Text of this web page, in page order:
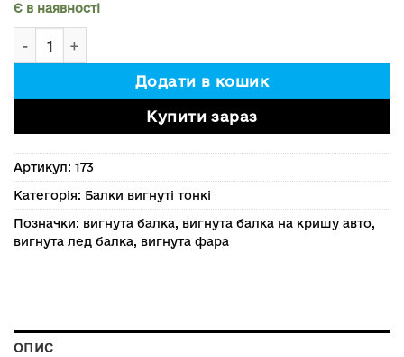
Є в наявності
Додати в кошик
Купити зараз
Артикул: 173
Категорія: Балки вигнуті тонкі
Позначки: вигнута балка, вигнута балка на кришу авто,
вигнута лед балка, вигнута фара
ОПИС